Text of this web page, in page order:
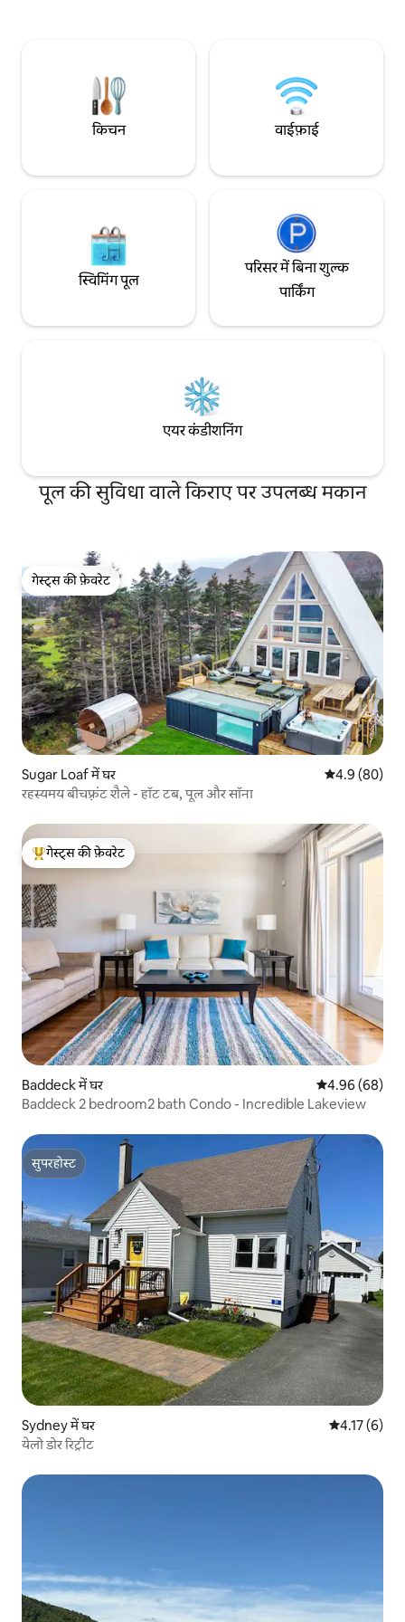
किचन वाईफ़ाई
स्विमिंग पूल
परिसर में बिना शुल्क
पार्किंग
एयर कंडीशनिंग
पूल की सुविधा वाले किराए पर उपलब्ध मकान
गेस्ट्स की फ़ेवरेट
गेस्ट्स की फ़ेवरेट
Sugar Loaf में घर औसत रेटिंग 5 में
4.9 (80)
रहस्यमय बीचफ़्रंट शैले - हॉट टब, पूल और सॉना
गेस्ट्स का टॉप फ़ेवरेट
गेस्ट्स की फ़ेवरेट
Baddeck में घर औसत रेटिंग 5 में
4.96 (68)
Baddeck 2 bedroom2 bath Condo - Incredible Lakeview
सुपरहोस्ट
सुपरहोस्ट
Sydney में घर औसत रेटिंग 5
4.17 (6)
येलो डोर रिट्रीट